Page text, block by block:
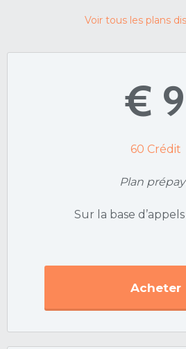
Voir tous les plans
€ 9
60 Crédit
Plan
Sur la base d’appels
Acheter